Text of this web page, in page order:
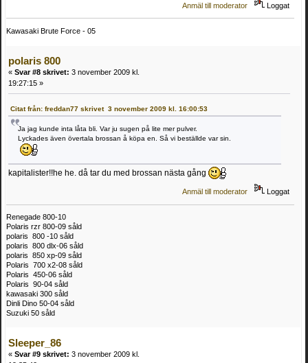
Anmäl till moderator Loggat
Kawasaki Brute Force - 05
polaris 800
« Svar #8 skrivet: 3 november 2009 kl.
19:27:15 »
Citat från: freddan77 skrivet 3 november 2009 kl. 16:00:53
Ja jag kunde inta låta bli. Var ju sugen på lite mer pulver.
Lyckades även övertala brossan å köpa en. Så vi beställde var sin.
kapitalister!!he he. då tar du med brossan nästa gång
Anmäl till moderator Loggat
Renegade 800-10
Polaris rzr 800-09 såld
polaris 800 -10 såld
polaris 800 dlx-06 såld
polaris 850 xp-09 såld
Polaris 700 x2-08 såld
Polaris 450-06 såld
Polaris 90-04 såld
kawasaki 300 såld
Dinli Dino 50-04 såld
Suzuki 50 såld
Sleeper_86
« Svar #9 skrivet: 3 november 2009 kl.